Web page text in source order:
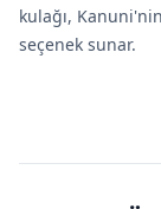
kulağı,
seçenek sunar.